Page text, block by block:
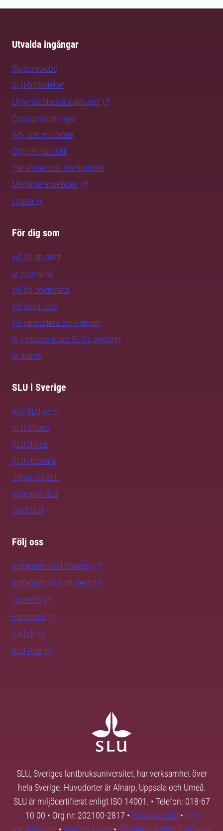
Utvalda ingångar
Studentwebb
SLU-biblioteket
Universitetsdjursjukhuset
Centrumbildningar
Art- och miljödata
Officiell statistik
Fakulteter och institutioner
Medarbetarwebben
Logga in
För dig som
vill bli student
är journalist
vill bli doktorand
vill söka jobb
vill rapportera om naturen
är verksam inom SLU:s sektorer
är alumn
SLU i Sverige
Alla SLU-orter
SLU Alnarp
SLU Umeå
SLU Uppsala
Jobba på SLU
Kontakta SLU
Stöd SLU
Följ oss
Instagram SLU.Sweden
Instagram SLU.student
LinkedIn
Facebook
TikTok
SLU Play
SLU, Sveriges lantbruksuniversitet, har verksamhet över
hela Sverige. Huvudorter är Alnarp, Uppsala och Umeå.
SLU är miljöcertifierat enligt ISO 14001. • Telefon: 018-67
10 00 • Org nr: 202100-2817 • Kontakta SLU • Om